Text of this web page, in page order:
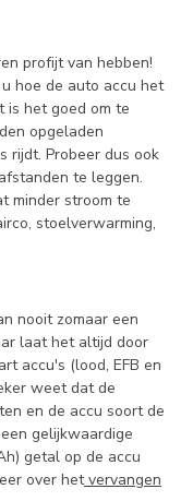
profijt van hebben!
hoe de auto accu het
is het goed om te
opgeladen
rijdt. Probeer dus ook
te leggen.
minder stroom te
stoelverwarming,
nooit zomaar een
laat het altijd door
accu's (lood, EFB en
weet dat de
en de accu soort de
gelijkwaardige
getal op de accu
over het vervangen